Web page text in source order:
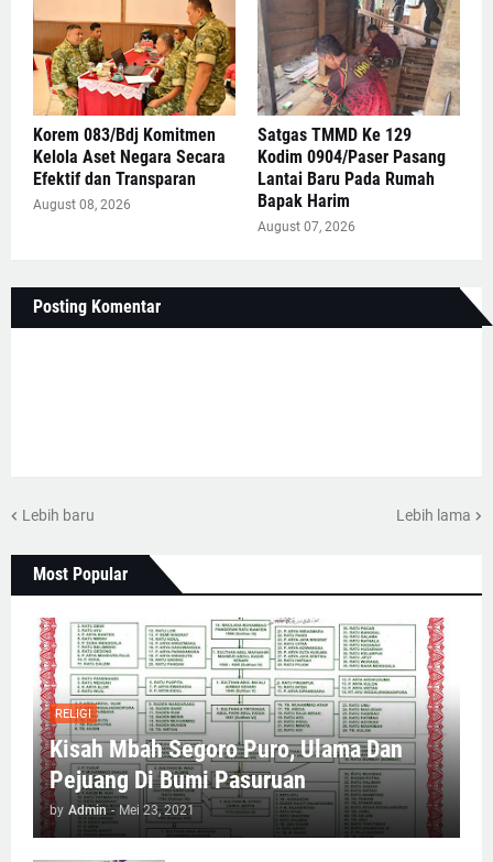
Korem 083/Bdj Komitmen
Kelola Aset Negara Secara
Efektif dan Transparan
August 08, 2026
Satgas TMMD Ke 129
Kodim 0904/Paser Pasang
Lantai Baru Pada Rumah
Bapak Harim
August 07, 2026
Posting Komentar
Lebih baru Lebih lama
Most Popular
RELIGI
Kisah Mbah Segoro Puro, Ulama Dan
Pejuang Di Bumi Pasuruan
by Admin - Mei 23, 2021